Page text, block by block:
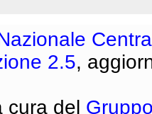
2.5,
cura del